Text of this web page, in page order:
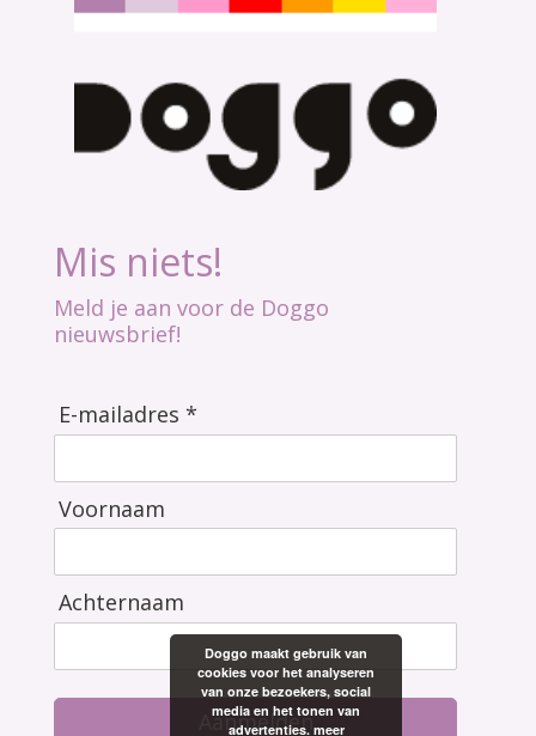
Mis niets!
Meld je aan voor de Doggo
nieuwsbrief!
E-mailadres *
Voornaam
Achternaam
Aanmelden
Doggo maakt gebruik van
cookies voor het analyseren
van onze bezoekers, social
media en het tonen van
advertenties. meer